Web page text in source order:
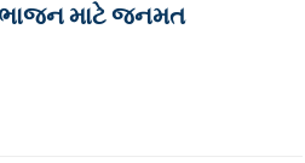
માટે જનમત